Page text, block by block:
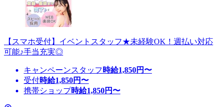
【スマホ受付】イベントスタッフ★未経験OK！週払い対応
可能♪手当充実◎
キャンペーンスタッフ 時給1,850円〜
受付時給1,850円〜
携帯ショップ時給1,850円〜